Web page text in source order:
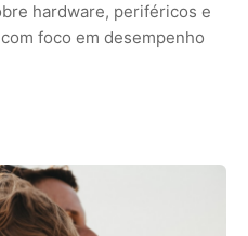
hardware, periféricos e
foco em desempenho